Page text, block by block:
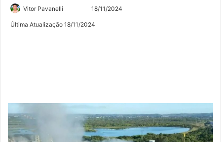
Vitor Pavanelli
no
Mande
um
18/11/2024
Última Atualização 18/11/2024